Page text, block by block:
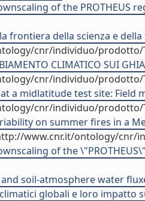
of the PROTHEUS
frontiera della scienza e
cnr/individuo/prodotto/
CLIMATICO SUI
cnr/individuo/prodotto/
a midlatitude test site:
cnr/individuo/prodotto/
on summer fires in a
www.cnr.it/ontology/cnr/
of the
soil-atmosphere water
globali e loro impatto